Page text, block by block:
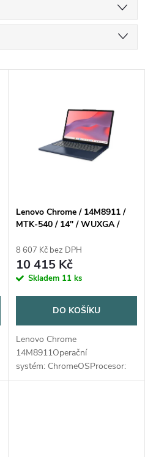
Lenovo Chrome / 14M8911 /
MTK-540 / 14" / WUXGA /
G57 / Chrome / Blue / 2R
8 607 Kč bez DPH
10 415 Kč
Skladem 11 ks
DO KOŠÍKU
Lenovo Chrome
14M8911Operační
systém: ChromeOSProcesor:
MediaTek Kompanio 540 (8C,